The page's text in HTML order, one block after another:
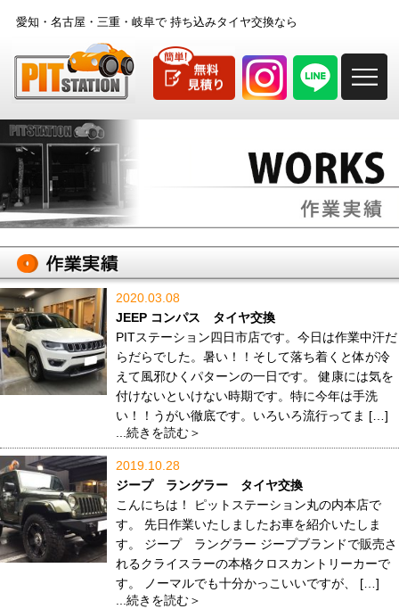
愛知・名古屋・三重・岐阜で持ち込みタイヤ交換なら
2020.03.08
JEEP コンパス タイヤ交換
PITステーション四日市店です。今日は作業中汗だ
らだらでした。暑い！！そして落ち着くと体が冷
えて風邪ひくパターンの一日です。 健康には気を
付けないといけない時期です。特に今年は手洗
い！！うがい徹底です。いろいろ流行ってま […]
...続きを読む＞
2019.10.28
ジープ ラングラー タイヤ交換
こんにちは！ ピットステーション丸の内本店で
す。 先日作業いたしましたお車を紹介いたしま
す。 ジープ ラングラー ジープブランドで販売さ
れるクライスラーの本格クロスカントリーカーで
す。 ノーマルでも十分かっこいいですが、 […]
...続きを読む＞